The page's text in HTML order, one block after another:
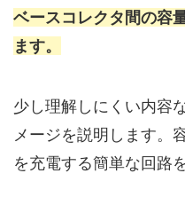
ベースコレクタ間の容
ます。
少し理解しにくい内容
メージを説明します。
を充電する簡単な回路